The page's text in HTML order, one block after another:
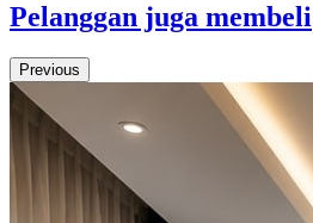
Pelanggan juga membeli
Previous